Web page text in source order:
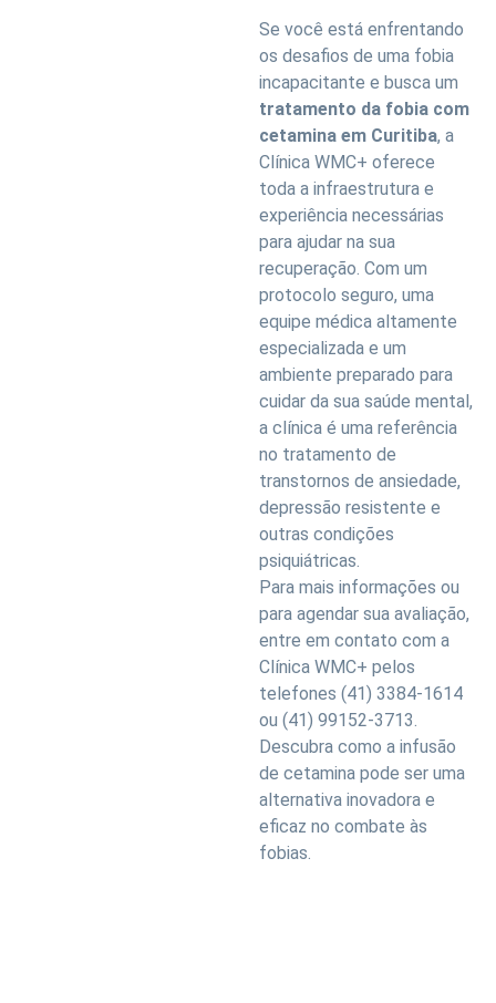
Se você está enfrentando
os desafios de uma fobia
incapacitante e busca um
tratamento da fobia com
cetamina em Curitiba, a
Clínica WMC+ oferece
toda a infraestrutura e
experiência necessárias
para ajudar na sua
recuperação. Com um
protocolo seguro, uma
equipe médica altamente
especializada e um
ambiente preparado para
cuidar da sua saúde mental,
a clínica é uma referência
no tratamento de
transtornos de ansiedade,
depressão resistente e
outras condições
psiquiátricas.
Para mais informações ou
para agendar sua avaliação,
entre em contato com a
Clínica WMC+ pelos
telefones (41) 3384-1614
ou (41) 99152-3713.
Descubra como a infusão
de cetamina pode ser uma
alternativa inovadora e
eficaz no combate às
fobias.